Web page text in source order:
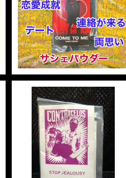
【BACK IN STOCK】カム
トゥーミー マジカルパウダ
ー・魔女パウダー COME T
O ME Magical Powder
¥680
マジカルパウダー ストップジ
ェラシー Magical Powde
r Stop Jealousy
¥440
20%OFF